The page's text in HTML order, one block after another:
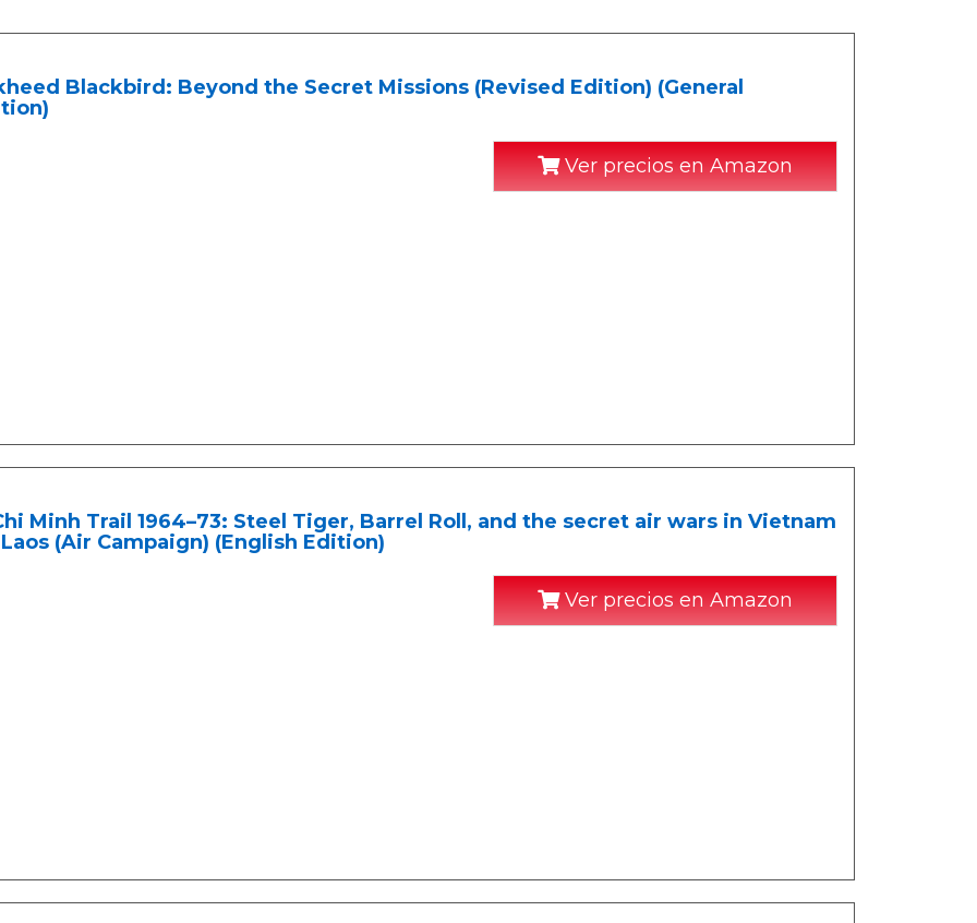
Blackbird: Beyond the Secret Missions (Revised Edition) (General
Ver precios en Amazon
Minh Trail 1964–73: Steel Tiger, Barrel Roll, and the secret air wars in Vietnam
(Air Campaign) (English Edition)
Ver precios en Amazon